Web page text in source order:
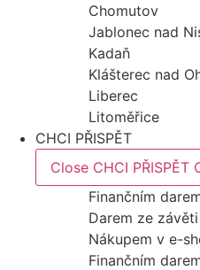
Chomutov
Jablonec nad
Kadaň
Klášterec nad
Liberec
Litoměřice
CHCI PŘISPĚT
Close CHCI PŘISPĚT
Finančním
Darem ze závěti
Nákupem v e-
Finančním